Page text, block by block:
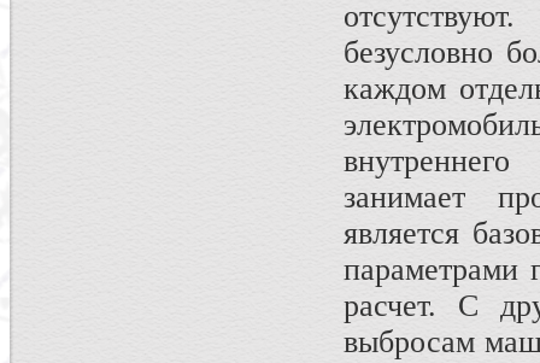
безусловно
каждом
занимает
является
параметрами
расчет. С
выбросам